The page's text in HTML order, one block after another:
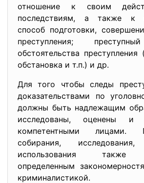
отношение к своим
последствиям, а также к
способ подготовки,
преступления;
обстоятельства
обстановка и т.п.) и др.
Для того чтобы следы
доказательствами по
должны быть надлежащим
исследованы, оценены и
компетентными лицами.
собирания,
использования также
определенным
криминалистикой.